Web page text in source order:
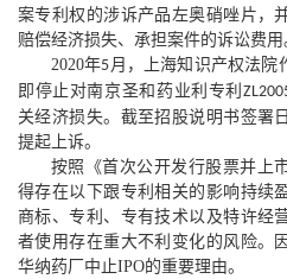
案专利权的涉诉产品左奥硝唑片，
赔偿经济损失、承担案件的诉讼费用
2020年5月，上海知识产权法院
即停止对南京圣和药业利专利
关经济损失。截至招股说明书签署
提起上诉。
按照《首次公开发行股票并上
得存在以下跟专利相关的影响持续
商标、专利、专有技术以及特许经
者使用存在重大不利变化的风险。
华纳药厂中止IPO的重要理由。